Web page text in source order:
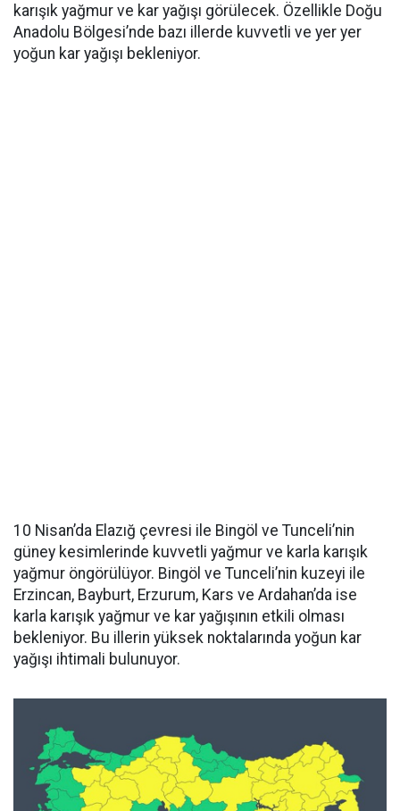
karışık yağmur ve kar yağışı görülecek. Özellikle Doğu
Anadolu Bölgesi’nde bazı illerde kuvvetli ve yer yer
yoğun kar yağışı bekleniyor.
10 Nisan’da Elazığ çevresi ile Bingöl ve Tunceli’nin
güney kesimlerinde kuvvetli yağmur ve karla karışık
yağmur öngörülüyor. Bingöl ve Tunceli’nin kuzeyi ile
Erzincan, Bayburt, Erzurum, Kars ve Ardahan’da ise
karla karışık yağmur ve kar yağışının etkili olması
bekleniyor. Bu illerin yüksek noktalarında yoğun kar
yağışı ihtimali bulunuyor.